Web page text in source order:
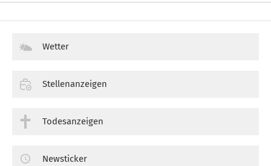
Wetter
Stellenanzeigen
Todesanzeigen
Newsticker